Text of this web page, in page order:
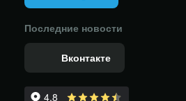
Последние новости
Вконтакте